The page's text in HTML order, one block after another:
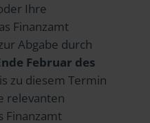
Ihre
Finanzamt
Abgabe durch
Februar des
zu diesem Termin
relevanten
Finanzamt